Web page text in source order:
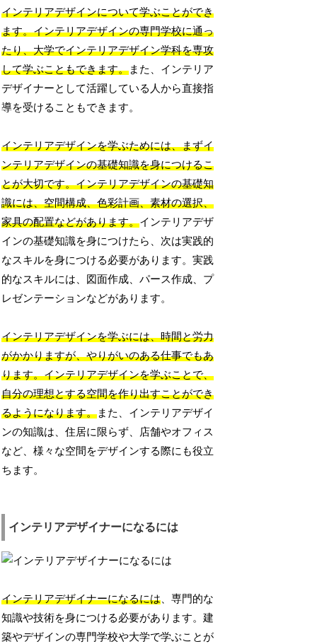
インテリアデザインについて学ぶことができ
ます。インテリアデザインの専門学校に通っ
たり、大学でインテリアデザイン学科を専攻
して学ぶこともできます。また、インテリア
デザイナーとして活躍している人から直接指
導を受けることもできます。
インテリアデザインを学ぶためには、まずイ
ンテリアデザインの基礎知識を身につけるこ
とが大切です。インテリアデザインの基礎知
識には、空間構成、色彩計画、素材の選択、
家具の配置などがあります。インテリアデザ
インの基礎知識を身につけたら、次は実践的
なスキルを身につける必要があります。実践
的なスキルには、図面作成、パース作成、プ
レゼンテーションなどがあります。
インテリアデザインを学ぶには、時間と労力
がかかりますが、やりがいのある仕事でもあ
ります。インテリアデザインを学ぶことで、
自分の理想とする空間を作り出すことができ
るようになります。また、インテリアデザイ
ンの知識は、住居に限らず、店舗やオフィス
など、様々な空間をデザインする際にも役立
ちます。
インテリアデザイナーになるには
インテリアデザイナーになるには、専門的な
知識や技術を身につける必要があります。建
築やデザインの専門学校や大学で学ぶことが